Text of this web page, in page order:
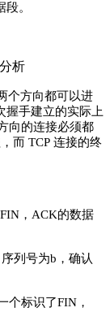
段。
个方向都可以进
握手建立的实际上
向的连接必须都
而 TCP 连接的终
FIN ， ACK的数据
列号为b ，确认
个标识了FIN ，